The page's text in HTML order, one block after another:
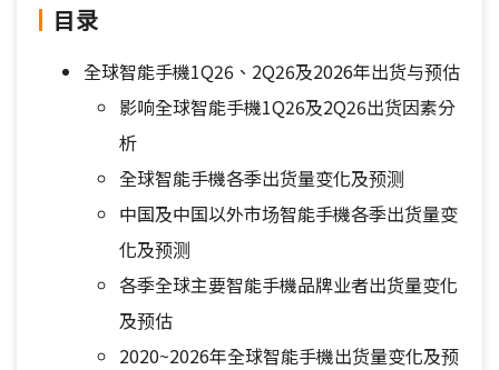
目录
全球智能手機1Q26、2Q26及2026年出货与预估
影响全球智能手機1Q26及2Q26出货因素分
析
全球智能手機各季出货量变化及预测
中国及中国以外市场智能手機各季出货量变
化及预测
各季全球主要智能手機品牌业者出货量变化
及预估
2020~2026年全球智能手機出货量变化及预